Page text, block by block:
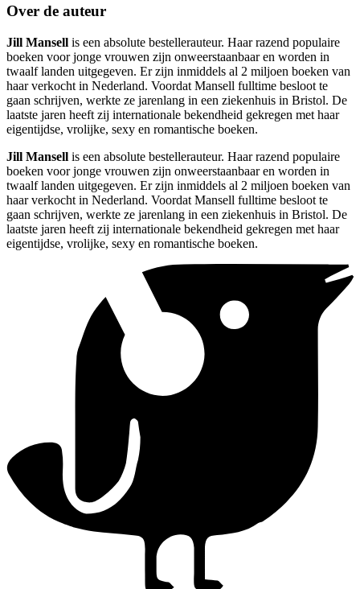
Over de auteur
Jill Mansell is een absolute bestellerauteur. Haar razend populaire
boeken voor jonge vrouwen zijn onweerstaanbaar en worden in
twaalf landen uitgegeven. Er zijn inmiddels al 2 miljoen boeken van
haar verkocht in Nederland. Voordat Mansell fulltime besloot te
gaan schrijven, werkte ze jarenlang in een ziekenhuis in Bristol. De
laatste jaren heeft zij internationale bekendheid gekregen met haar
eigentijdse, vrolijke, sexy en romantische boeken.
Jill Mansell is een absolute bestellerauteur. Haar razend populaire
boeken voor jonge vrouwen zijn onweerstaanbaar en worden in
twaalf landen uitgegeven. Er zijn inmiddels al 2 miljoen boeken van
haar verkocht in Nederland. Voordat Mansell fulltime besloot te
gaan schrijven, werkte ze jarenlang in een ziekenhuis in Bristol. De
laatste jaren heeft zij internationale bekendheid gekregen met haar
eigentijdse, vrolijke, sexy en romantische boeken.